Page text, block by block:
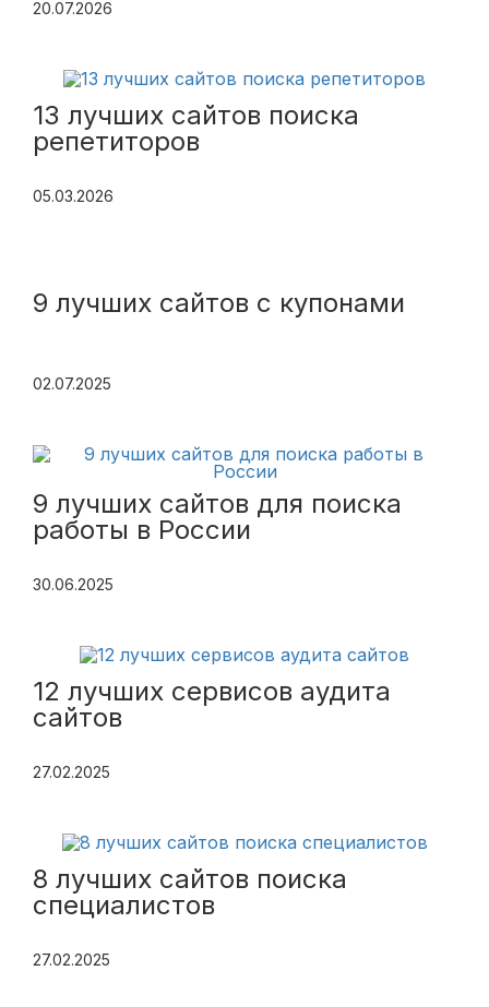
20.07.2026
13 лучших сайтов поиска
репетиторов
05.03.2026
9 лучших сайтов с купонами
02.07.2025
9 лучших сайтов для поиска
работы в России
30.06.2025
12 лучших сервисов аудита
сайтов
27.02.2025
8 лучших сайтов поиска
специалистов
27.02.2025